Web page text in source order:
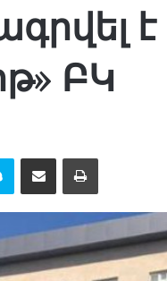
է
ԲԿ
Skype Share via Email Print